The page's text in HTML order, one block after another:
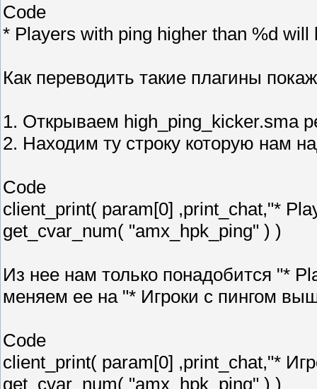
Code
* Players with ping higher than %d will
Как переводить такие плагины
1. Открываем high_ping_kicker.sma
2. Находим ту строку которую нам
Code
client_print( param[0] ,print_chat,"*
get_cvar_num( "amx_hpk_ping" ) )
Из нее нам только понадобится "*
меняем ее на "* Игроки с пингом
Code
client_print( param[0] ,print_chat,"*
get_cvar_num( "amx_hpk_ping" ) )